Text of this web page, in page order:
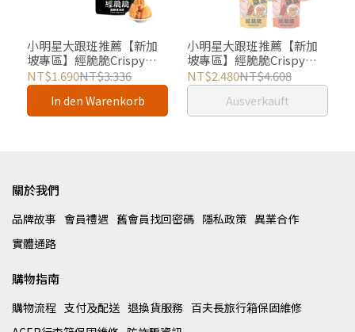
小明星大跟班推薦【新加
坡專區】經脆脆Crispy
Ching 老油條餅乾-椒香麻
辣(火鍋/零食必備)-24包組
NT$1.690NT$3.336
In den Warenkorb
小明星大跟班推薦【新加
坡專區】經脆脆Crispy
Ching 酥炸雞皮餅乾-36包
組
NT$2.480NT$4.608
Ausverkauft
關於我們
品牌故事 會員禮遇 舊會員找回密碼 隱私政策 異業合作
實體通路
購物指南
購物流程 支付及配送 退換貨服務 百夫長旅行箱保固維修